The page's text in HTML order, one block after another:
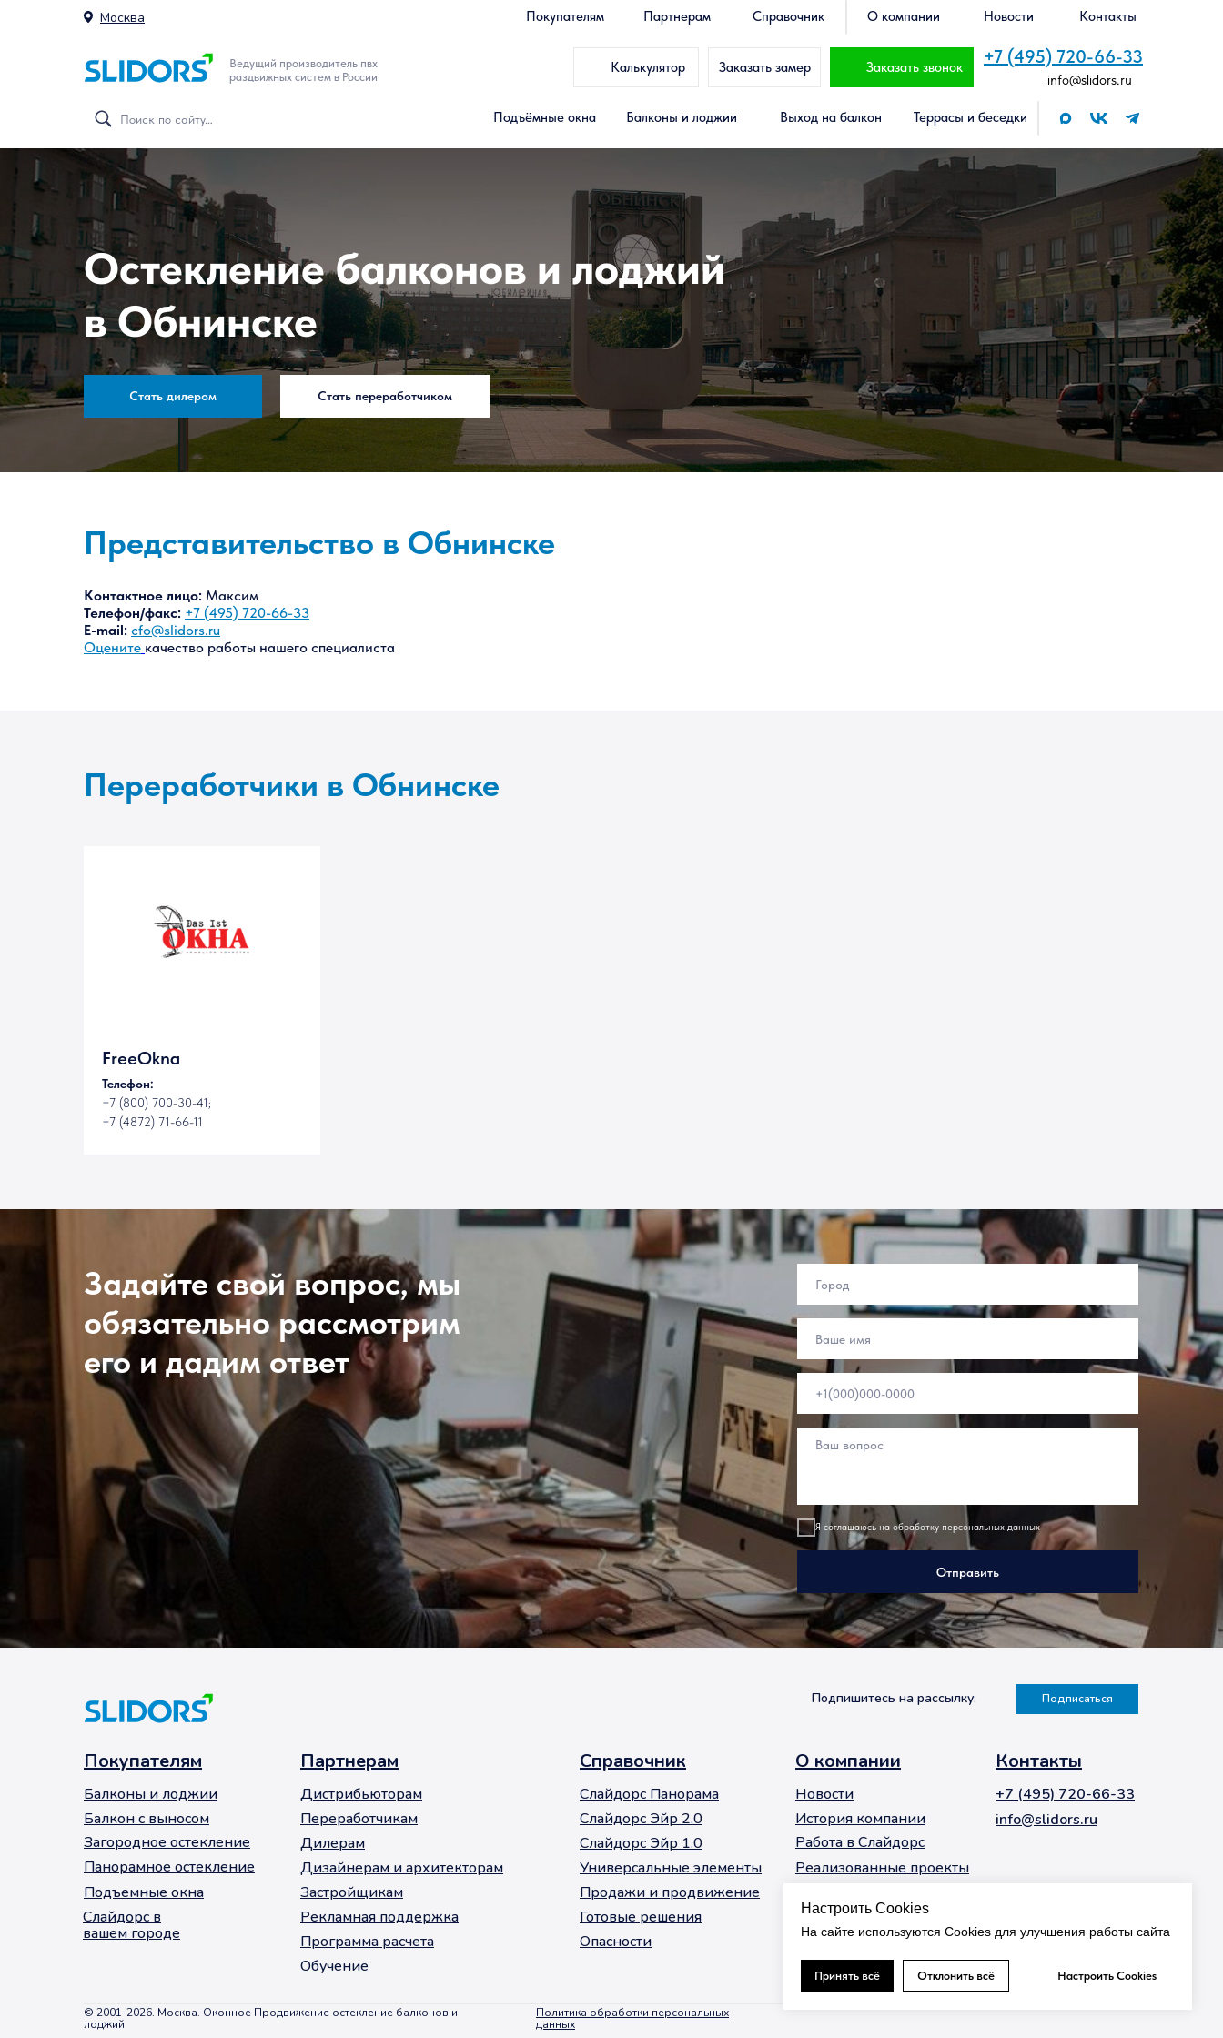
Москва
Калькулятор Заказать замер Заказать звонок +7 (495) 720-66-33
Покупателям Партнерам Справочник
Террасы и беседки
Выход на балкон
Балконы и лоджии
Подъёмные окна
О компании Новости Контакты
Ведущий производитель пвх
раздвижных систем в России
info@slidors.ru
Остекление балконов и лоджий
в Обнинске
Стать дилером Стать переработчиком
Представительство в Обнинске
Контактное лицо: Максим
Телефон/факс: +7 (495) 720-66-33
E-mail: cfo@slidors.ru
Оцените качество работы нашего специалиста
Переработчики в Обнинске
FreeOkna
Телефон:
+7 (800) 700-30-41;
+7 (4872) 71-66-11
Задайте свой вопрос, мы
обязательно рассмотрим
его и дадим ответ
Я соглашаюсь на обработку персональных данных
Отправить
Контакты
+7 (495) 720-66-33
info@slidors.ru
О компании
Новости
История компании
Работа в Слайдорс
Реализованные проекты
Справочник
Слайдорс Панорама
Слайдорс Эйр 2.0
Слайдорс Эйр 1.0
Универсальные элементы
Продажи и продвижение
Готовые решения
Опасности
Партнерам
Дистрибьюторам
Переработчикам
Дилерам
Дизайнерам и архитекторам
Застройщикам
Рекламная поддержка
Программа расчета
Обучение
Покупателям
Балконы и лоджии
Балкон с выносом
Загородное остекление
Панорамное остекление
Слайдорс в
вашем городе
Подъемные окна
Подпишитесь на рассылку:
© 2001-2026. Москва. Оконное Продвижение остекление балконов и
лоджий
Политика обработки персональных
данных
Подписаться
Настроить Cookies
На сайте используются Cookies для улучшения работы сайта
Принять всё Отклонить всё Настроить Cookies